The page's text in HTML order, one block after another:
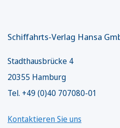
Schiffahrts-Verlag Hansa
Stadthausbrücke 4
20355 Hamburg
Tel. +49 (0)40 707080-01
Kontaktieren Sie uns